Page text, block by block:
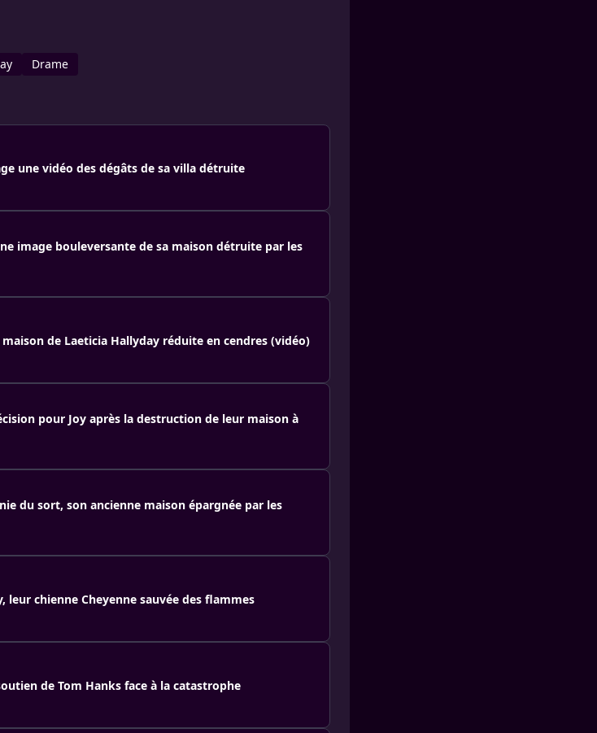
Drame
une vidéo des dégâts de sa villa détruite
image bouleversante de sa maison détruite par les
maison de Laeticia Hallyday réduite en cendres (vidéo)
pour Joy après la destruction de leur maison à
du sort, son ancienne maison épargnée par les
leur chienne Cheyenne sauvée des flammes
de Tom Hanks face à la catastrophe